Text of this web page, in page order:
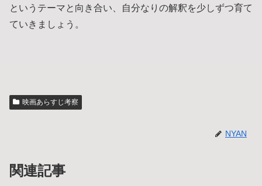
というテーマと向き合い、自分なりの解釈を少しずつ育て
ていきましょう。
映画あらすじ考察
NYAN
関連記事